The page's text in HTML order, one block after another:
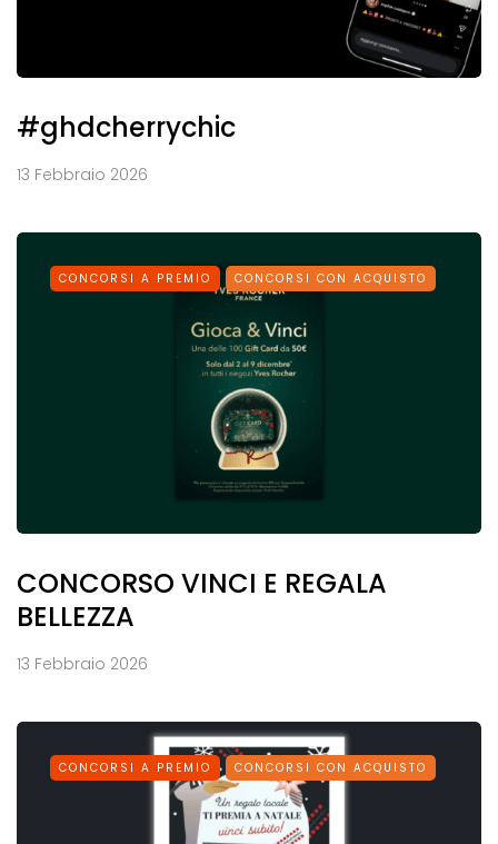
#ghdcherrychic
13 Febbraio 2026
CONCORSI A PREMIO CONCORSI CON ACQUISTO
CONCORSO VINCI E REGALA
BELLEZZA
13 Febbraio 2026
CONCORSI A PREMIO CONCORSI CON ACQUISTO